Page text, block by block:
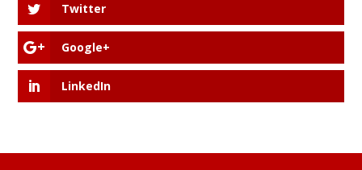
Twitter
Google+
LinkedIn